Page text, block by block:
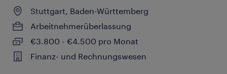
Stuttgart, Baden-Württemberg
Arbeitnehmerüberlassung
€3.800 - €4.500 pro Monat
Finanz- und Rechnungswesen